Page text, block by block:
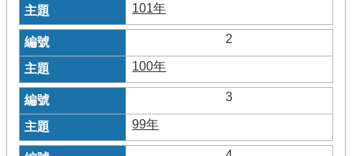
101年
2
100年
3
99年